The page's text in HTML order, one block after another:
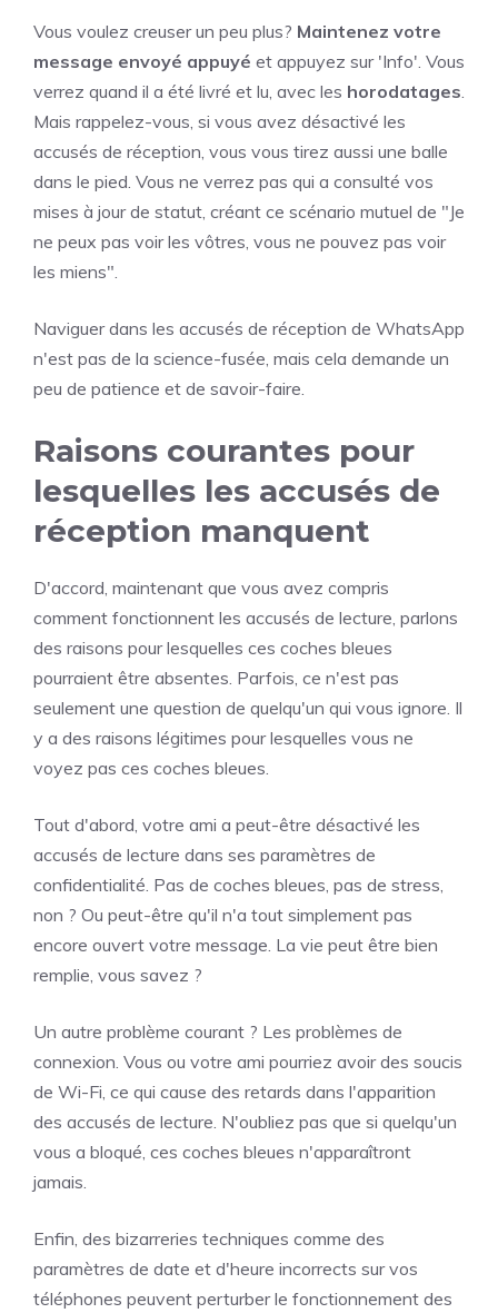
Vous voulez creuser un peu plus? Maintenez votre
message envoyé appuyé et appuyez sur 'Info'. Vous
verrez quand il a été livré et lu, avec les horodatages.
Mais rappelez-vous, si vous avez désactivé les
accusés de réception, vous vous tirez aussi une balle
dans le pied. Vous ne verrez pas qui a consulté vos
mises à jour de statut, créant ce scénario mutuel de "Je
ne peux pas voir les vôtres, vous ne pouvez pas voir
les miens".
Naviguer dans les accusés de réception de WhatsApp
n'est pas de la science-fusée, mais cela demande un
peu de patience et de savoir-faire.
Raisons courantes pour
lesquelles les accusés de
réception manquent
D'accord, maintenant que vous avez compris
comment fonctionnent les accusés de lecture, parlons
des raisons pour lesquelles ces coches bleues
pourraient être absentes. Parfois, ce n'est pas
seulement une question de quelqu'un qui vous ignore. Il
y a des raisons légitimes pour lesquelles vous ne
voyez pas ces coches bleues.
Tout d'abord, votre ami a peut-être désactivé les
accusés de lecture dans ses paramètres de
confidentialité. Pas de coches bleues, pas de stress,
non ? Ou peut-être qu'il n'a tout simplement pas
encore ouvert votre message. La vie peut être bien
remplie, vous savez ?
Un autre problème courant ? Les problèmes de
connexion. Vous ou votre ami pourriez avoir des soucis
de Wi-Fi, ce qui cause des retards dans l'apparition
des accusés de lecture. N'oubliez pas que si quelqu'un
vous a bloqué, ces coches bleues n'apparaîtront
jamais.
Enfin, des bizarreries techniques comme des
paramètres de date et d'heure incorrects sur vos
téléphones peuvent perturber le fonctionnement des